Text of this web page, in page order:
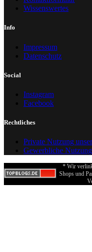
Wissenswertes
Info
Impressum
Datenschutz
Social
Instagram
Facebook
Rechtliches
Private Nutzung
Gewerbliche
* Wir
Shops und